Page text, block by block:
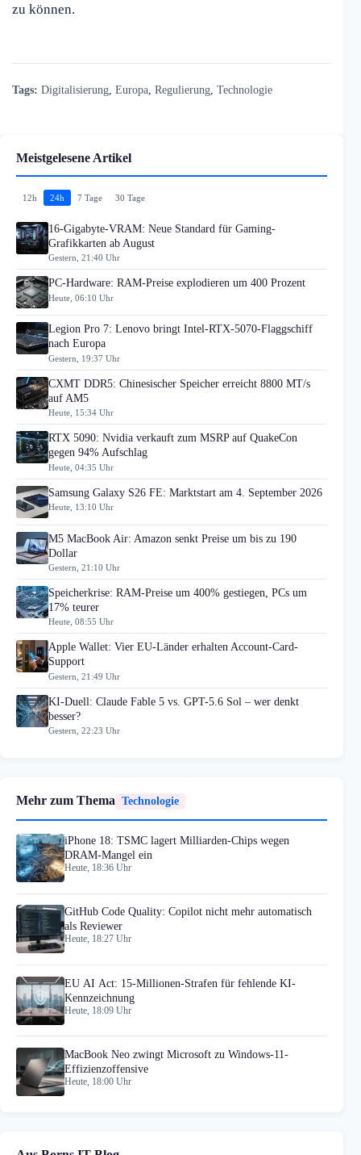
zu können.
Tags: Digitalisierung Europa Regulierung Technologie
Meistgelesene Artikel
12h 24h 7 Tage 30 Tage
16-Gigabyte-VRAM: Neue Standard für Gaming-
Grafikkarten ab August
Gestern, 21:40 Uhr
PC-Hardware: RAM-Preise explodieren um 400 Prozent
Heute, 06:10 Uhr
Legion Pro 7: Lenovo bringt Intel-RTX-5070-Flaggschiff
nach Europa
Gestern, 19:37 Uhr
CXMT DDR5: Chinesischer Speicher erreicht 8800 MT/s
auf AM5
Heute, 15:34 Uhr
RTX 5090: Nvidia verkauft zum MSRP auf QuakeCon
gegen 94% Aufschlag
Heute, 04:35 Uhr
Samsung Galaxy S26 FE: Marktstart am 4. September 2026
Heute, 13:10 Uhr
M5 MacBook Air: Amazon senkt Preise um bis zu 190
Dollar
Gestern, 21:10 Uhr
Speicherkrise: RAM-Preise um 400% gestiegen, PCs um
17% teurer
Heute, 08:55 Uhr
Apple Wallet: Vier EU-Länder erhalten Account-Card-
Support
Gestern, 21:49 Uhr
KI-Duell: Claude Fable 5 vs. GPT-5.6 Sol – wer denkt
besser?
Gestern, 22:23 Uhr
Mehr zum Thema Technologie
iPhone 18: TSMC lagert Milliarden-Chips wegen
DRAM-Mangel ein
Heute, 18:36 Uhr
GitHub Code Quality: Copilot nicht mehr automatisch
als Reviewer
Heute, 18:27 Uhr
EU AI Act: 15-Millionen-Strafen für fehlende KI-
Kennzeichnung
Heute, 18:09 Uhr
MacBook Neo zwingt Microsoft zu Windows-11-
Effizienzoffensive
Heute, 18:00 Uhr